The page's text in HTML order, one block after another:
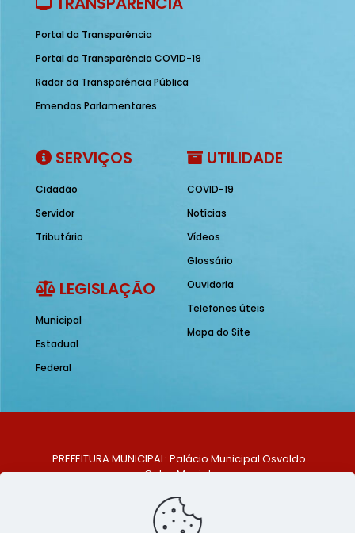
Portal da Transparência
Portal da Transparência COVID-19
Radar da Transparência Pública
Emendas Parlamentares
SERVIÇOS
Cidadão
Servidor
Tributário
LEGISLAÇÃO
Municipal
Estadual
Federal
UTILIDADE
COVID-19
Notícias
Vídeos
Glossário
Ouvidoria
Telefones úteis
Mapa do Site
PREFEITURA MUNICIPAL: Palácio Municipal Osvaldo
Celso Maciel
Centro, São Bento do Una - PE. CEP: 553370-128
TELEFONE: (81) 99548-1569